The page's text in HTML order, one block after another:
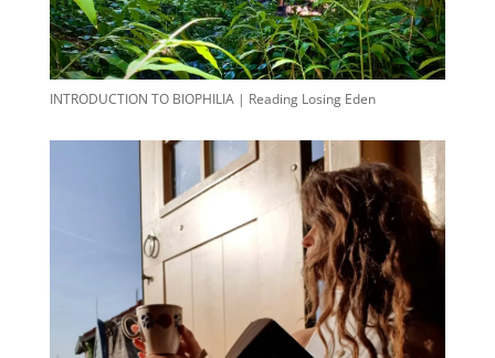
INTRODUCTION TO BIOPHILIA | Reading Losing Eden